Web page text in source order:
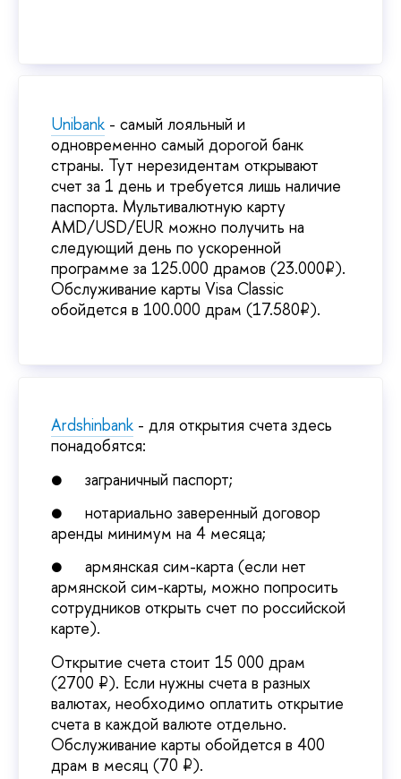
Unibank - самый лояльный и
одновременно самый дорогой банк
страны. Тут нерезидентам открывают
счет за 1 день и требуется лишь наличие
паспорта. Мультивалютную карту
AMD/USD/EUR можно получить на
следующий день по ускоренной
программе за 125.000 драмов (23.000₽).
Обслуживание карты Visa Classic
обойдется в 100.000 драм (17.580₽).
Ardshinbank - для открытия счета здесь
понадобятся:
● заграничный паспорт;
● нотариально заверенный договор
аренды минимум на 4 месяца;
● армянская сим-карта (если нет
армянской сим-карты, можно попросить
сотрудников открыть счет по российской
карте).
Открытие счета стоит 15 000 драм
(2700 ₽). Если нужны счета в разных
валютах, необходимо оплатить открытие
счета в каждой валюте отдельно.
Обслуживание карты обойдется в 400
драм в месяц (70 ₽).